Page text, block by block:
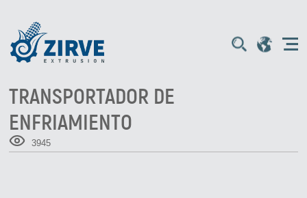
TRANSPORTADOR DE
ENFRIAMIENTO
3945